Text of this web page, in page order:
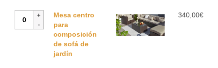
centro
composición
Mesa centro
para
composición
de sofá de
jardín
340,00€